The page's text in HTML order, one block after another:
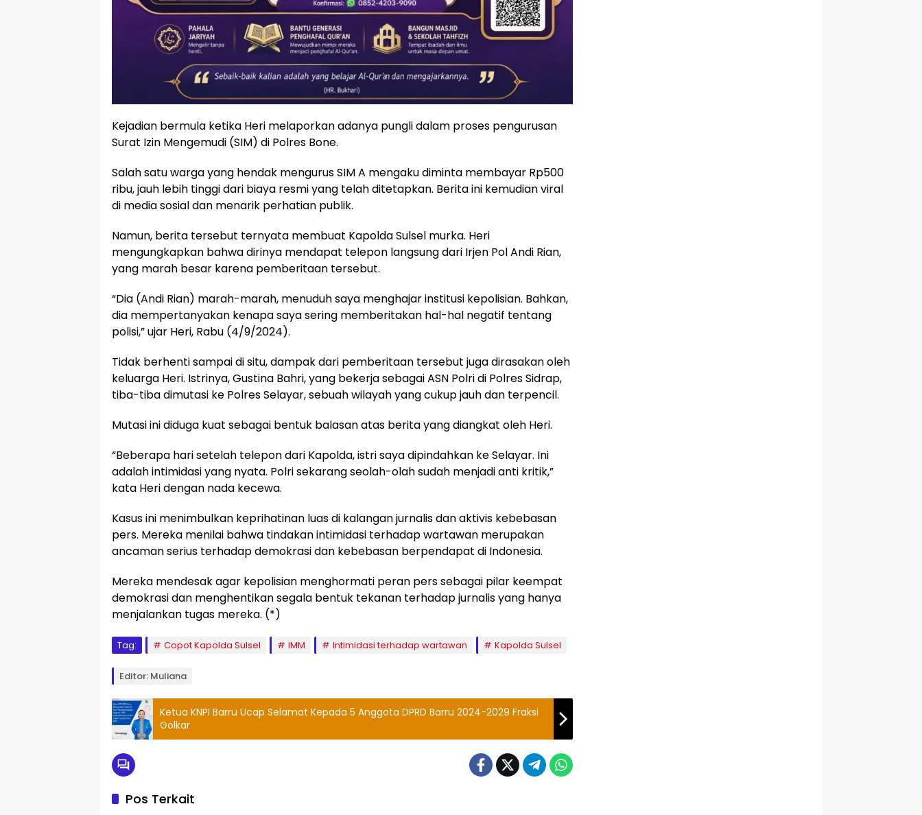
Kejadian bermula ketika Heri melaporkan adanya pungli dalam proses pengurusan
Surat Izin Mengemudi (SIM) di Polres Bone.
Salah satu warga yang hendak mengurus SIM A mengaku diminta membayar Rp500
ribu, jauh lebih tinggi dari biaya resmi yang telah ditetapkan. Berita ini kemudian viral
di media sosial dan menarik perhatian publik.
Namun, berita tersebut ternyata membuat Kapolda Sulsel murka. Heri
mengungkapkan bahwa dirinya mendapat telepon langsung dari Irjen Pol Andi Rian,
yang marah besar karena pemberitaan tersebut.
“Dia (Andi Rian) marah-marah, menuduh saya menghajar institusi kepolisian. Bahkan,
dia mempertanyakan kenapa saya sering memberitakan hal-hal negatif tentang
polisi,” ujar Heri, Rabu (4/9/2024).
Tidak berhenti sampai di situ, dampak dari pemberitaan tersebut juga dirasakan oleh
keluarga Heri. Istrinya, Gustina Bahri, yang bekerja sebagai ASN Polri di Polres Sidrap,
tiba-tiba dimutasi ke Polres Selayar, sebuah wilayah yang cukup jauh dan terpencil.
Mutasi ini diduga kuat sebagai bentuk balasan atas berita yang diangkat oleh Heri.
“Beberapa hari setelah telepon dari Kapolda, istri saya dipindahkan ke Selayar. Ini
adalah intimidasi yang nyata. Polri sekarang seolah-olah sudah menjadi anti kritik,”
kata Heri dengan nada kecewa.
Kasus ini menimbulkan keprihatinan luas di kalangan jurnalis dan aktivis kebebasan
pers. Mereka menilai bahwa tindakan intimidasi terhadap wartawan merupakan
ancaman serius terhadap demokrasi dan kebebasan berpendapat di Indonesia.
Mereka mendesak agar kepolisian menghormati peran pers sebagai pilar keempat
demokrasi dan menghentikan segala bentuk tekanan terhadap jurnalis yang hanya
menjalankan tugas mereka. (*)
Tag: Copot Kapolda Sulsel IMM Intimidasi terhadap wartawan Kapolda Sulsel
Editor: Muliana
Ketua KNPI Barru Ucap Selamat Kepada 5 Anggota DPRD Barru 2024-2029 Fraksi
Golkar
Pos Terkait